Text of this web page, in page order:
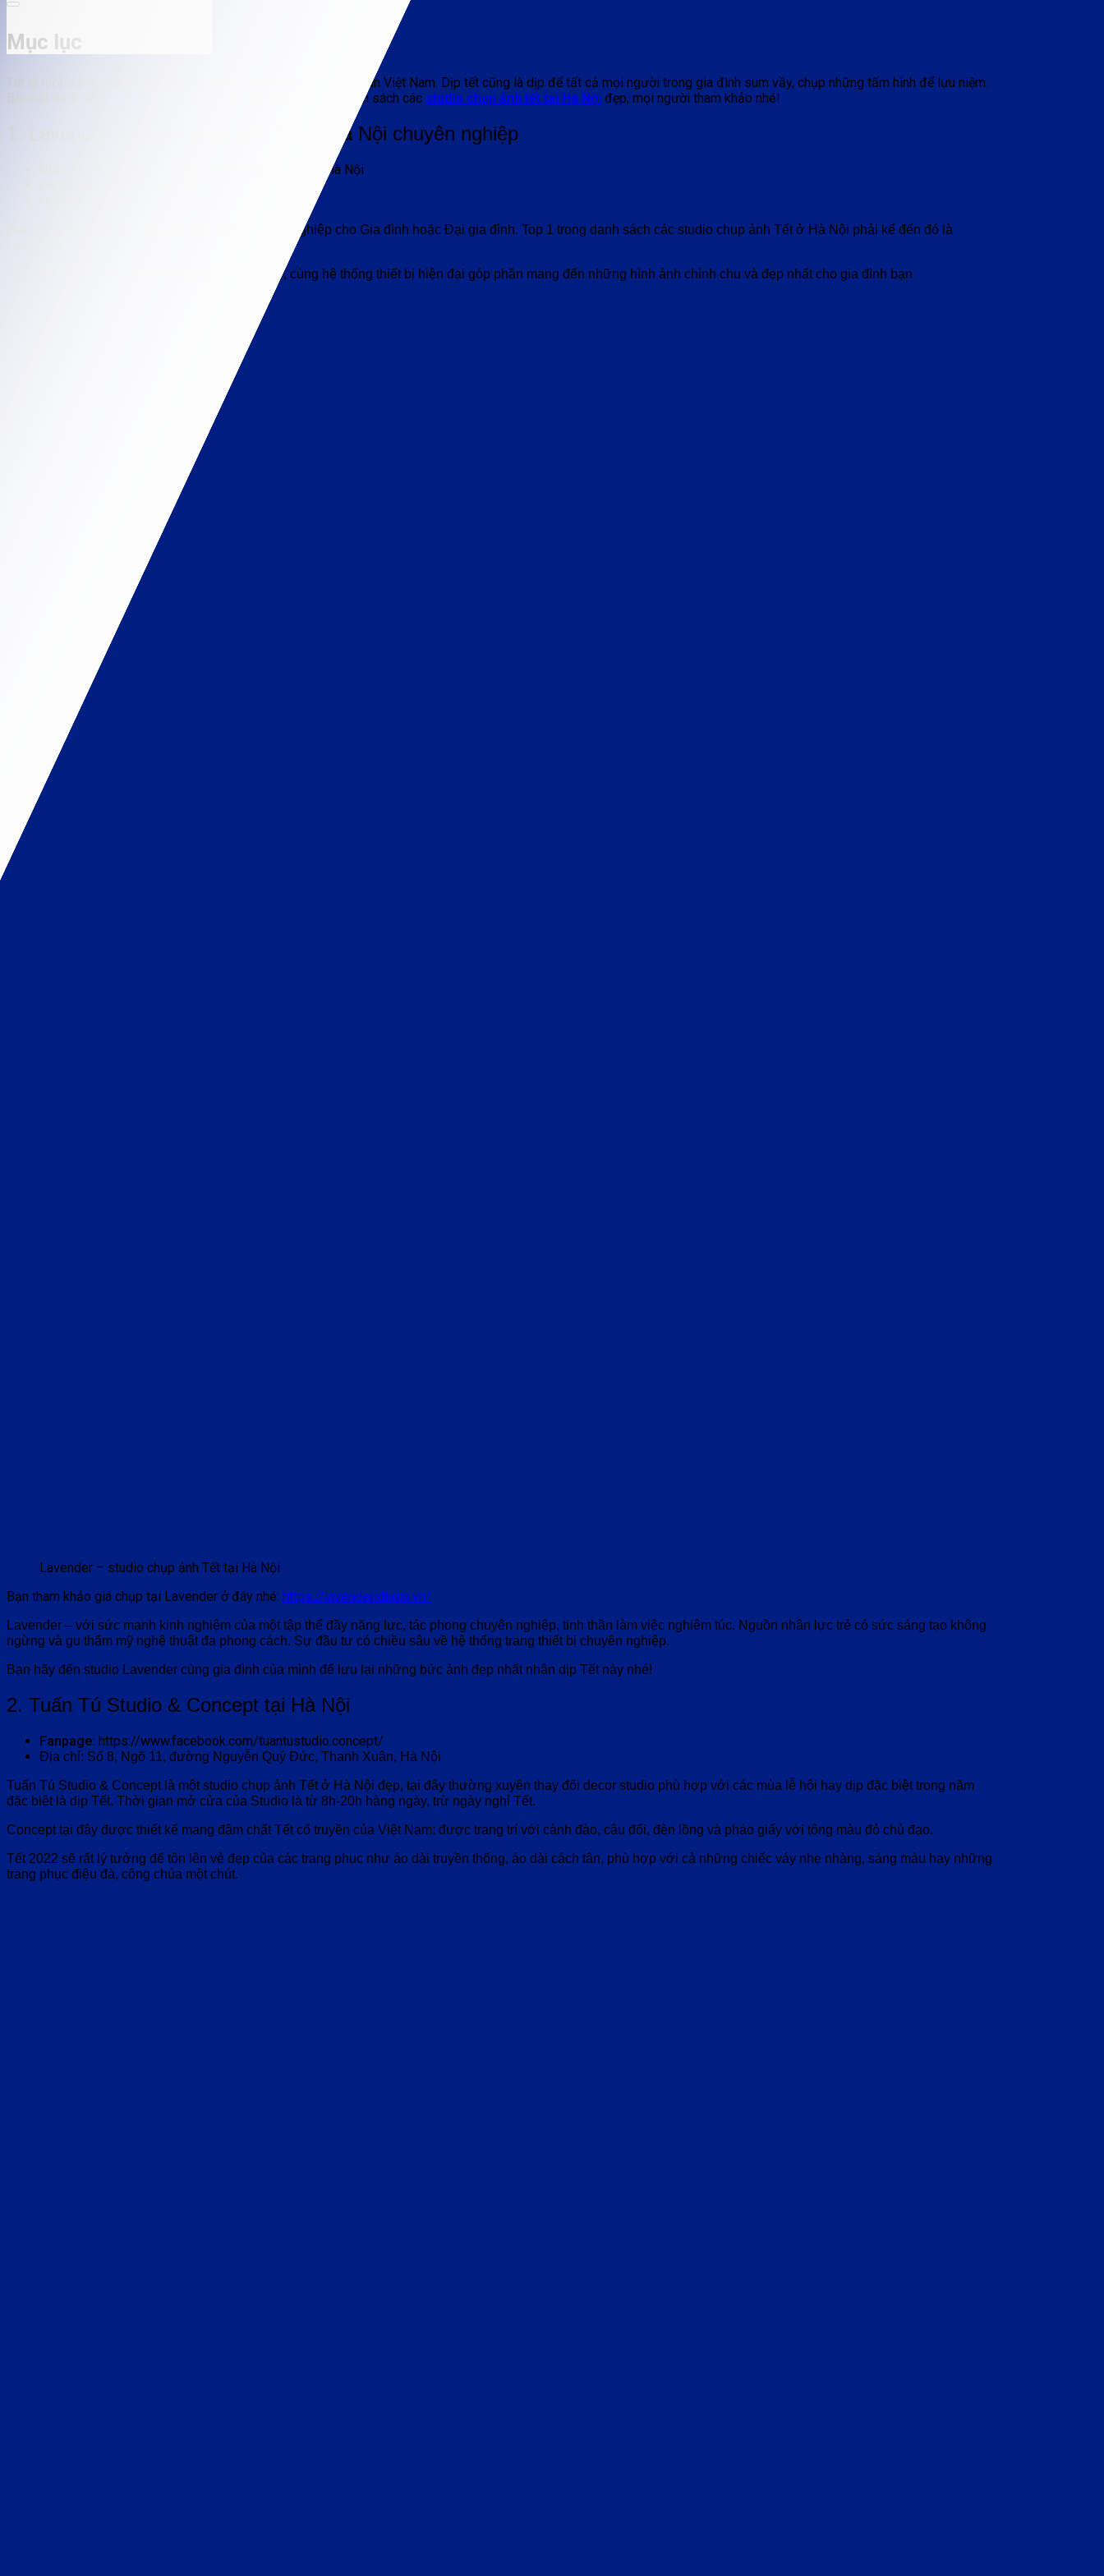
Mục lục
Tết là một dịp lễ quan trọng và ý nghĩa đối với tấ cả mọi người dân Việt Nam. Dịp tết cũng là dịp để tất cả mọi người trong gia đình sum vầy, chụp những tấm hình để lưu niệm.
Bài viết dưới dây
xin gửi đến các bạn danh sách các studio chụp ảnh tết tại Hà Nội đẹp, mọi người tham khảo nhé!
1. Lavender – studio chụp ảnh Tết ở Hà Nội chuyên nghiệp
Số 16, Ngõ 110 Trần Duy Hưng, Cầu Giấy, Hà Nội
Bạn đang tìm kiếm một địa chỉ chụp hình chuyên nghiệp cho Gia đình hoặc Đại gia đình. Top 1 trong danh sách các studio chụp ảnh Tết ở Hà Nội phải kể đến đó là
Với hơn 10 năm kinh nghiệm trong lĩnh vực này, cùng hệ thống thiết bị hiện đại góp phần mang đến những hình ảnh chỉnh chu và đẹp nhất cho gia đình bạn
Lavender – studio chụp ảnh Tết tại Hà Nội
Bạn tham khảo giá chụp tại Lavender ở đây nhé: https://lavenderstudio.vn/
Lavender – với sức mạnh kinh nghiệm của một tập thể đầy năng lực, tác phong chuyên nghiệp, tinh thần làm việc nghiêm túc. Nguồn nhân lực trẻ có sức sáng tạo không
ngừng và gu thẩm mỹ nghệ thuật đa phong cách. Sự đầu tư có chiều sâu về hệ thống trang thiết bị chuyên nghiệp.
Bạn hãy đến studio Lavender cùng gia đình của mình để lưu lại những bức ảnh đẹp nhất nhân dịp Tết này nhé!
2. Tuấn Tú Studio & Concept tại Hà Nội
Fanpage: https://www.facebook.com/tuantustudio.concept/
Địa chỉ: Số 8, Ngõ 11, đường Nguyễn Quý Đức, Thanh Xuân, Hà Nội
Tuấn Tú Studio & Concept là một studio chụp ảnh Tết ở Hà Nội đẹp, tại đây thường xuyên thay đổi decor studio phù hợp với các mùa lễ hội hay dịp đặc biệt trong năm
đặc biệt là dịp Tết. Thời gian mở cửa của Studio là từ 8h-20h hàng ngày, trừ ngày nghỉ Tết.
Concept tại đây được thiết kế mang đậm chất Tết cổ truyền của Việt Nam: được trang trí với cành đào, câu đối, đèn lồng và pháo giấy với tông màu đỏ chủ đạo.
Tết 2022 sẽ rất lý tưởng để tôn lên vẻ đẹp của các trang phục như áo dài truyền thống, áo dài cách tân, phù hợp với cả những chiếc váy nhẹ nhàng, sáng màu hay những
trang phục điệu đà, công chúa một chút.